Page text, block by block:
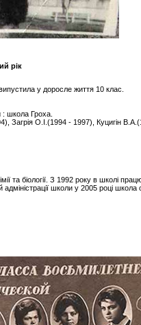
рік
у доросле життя 10 клас.
: школа Гроха.
Загрія О.І.(1994 - 1997), Куцигін
та біології. З 1992 року в школі
школи у 2005 році